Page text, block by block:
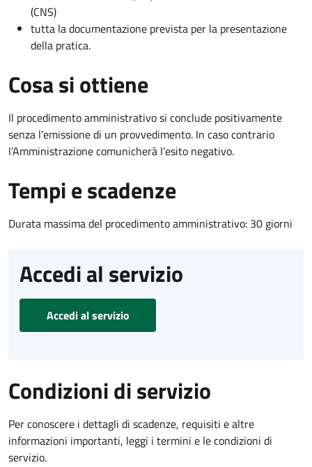
(CNS)
tutta la documentazione prevista per la presentazione
della pratica.
Cosa si ottiene
Il procedimento amministrativo si conclude positivamente
senza l’emissione di un provvedimento. In caso contrario
l’Amministrazione comunicherà l’esito negativo.
Tempi e scadenze
Durata massima del procedimento amministrativo: 30 giorni
Accedi al servizio
Accedi al servizio
Condizioni di servizio
Per conoscere i dettagli di scadenze, requisiti e altre
informazioni importanti, leggi i termini e le condizioni di
servizio.